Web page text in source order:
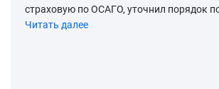
страховую по ОСАГО, уточнил порядок
Читать далее